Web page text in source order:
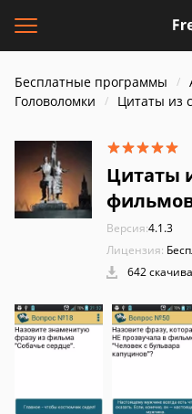
Бесплатные программы
Головоломки
Цитаты из
Цитаты
Версия:4.1.3
Лицензия:
642